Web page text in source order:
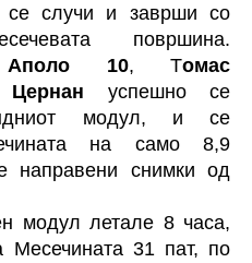
случи и заврши со
површина.
Аполо 10, Томас
успешно се
модул, и се
на само 8,9
направени снимки од
модул летале 8 часа,
Месечината 31 пат, по